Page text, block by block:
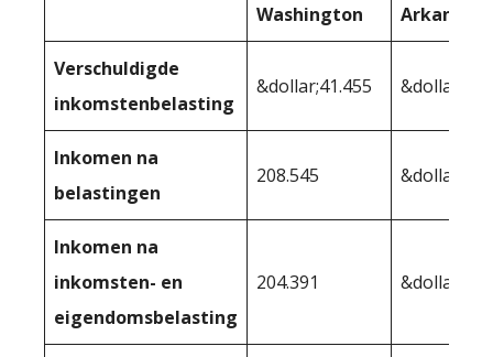
Washington Arkansas
Verschuldigde
inkomstenbelasting
&dollar;41.455
Inkomen na
belastingen
208.545
Inkomen na
inkomsten- en
eigendomsbelasting
204.391